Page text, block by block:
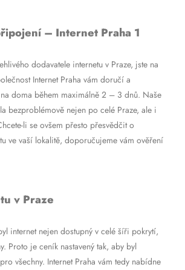
– Internet Praha 1
dodavatele internetu v Praze, jste na
Internet Praha vám doručí a
doma během maximálně 2 – 3 dnů. Naše
bezproblémově nejen po celé Praze, ale i
li se ovšem přesto přesvědčit o
ve vaší lokalitě, doporučujeme vám ověření
v Praze
internet nejen dostupný v celé šíři pokrytí,
Proto je ceník nastavený tak, aby byl
všechny. Internet Praha vám tedy nabídne